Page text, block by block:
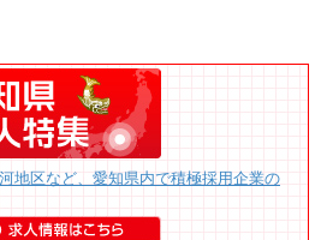
地区など、愛知県内で積極採用企業の